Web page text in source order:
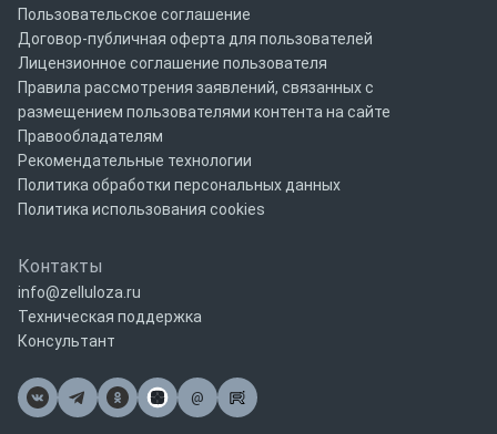
Пользовательское соглашение
Договор-публичная оферта для пользователей
Лицензионное соглашение пользователя
Правила рассмотрения заявлений, связанных с
размещением пользователями контента на сайте
Правообладателям
Рекомендательные технологии
Политика обработки персональных данных
Политика использования cookies
Контакты
info@zelluloza.ru
Техническая поддержка
Консультант
@
Почта